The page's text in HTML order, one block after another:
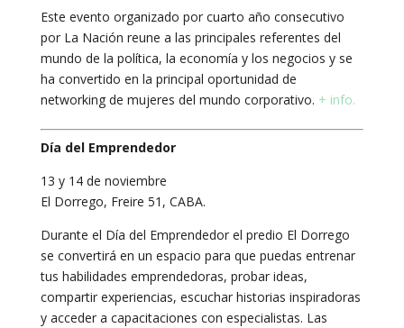
Este evento organizado por cuarto año consecutivo
por La Nación reune a las principales referentes del
mundo de la política, la economía y los negocios y se
ha convertido en la principal oportunidad de
networking de mujeres del mundo corporativo. + info.
Día del Emprendedor
13 y 14 de noviembre
El Dorrego, Freire 51, CABA.
Durante el Día del Emprendedor el predio El Dorrego
se convertirá en un espacio para que puedas entrenar
tus habilidades emprendedoras, probar ideas,
compartir experiencias, escuchar historias inspiradoras
y acceder a capacitaciones con especialistas. Las